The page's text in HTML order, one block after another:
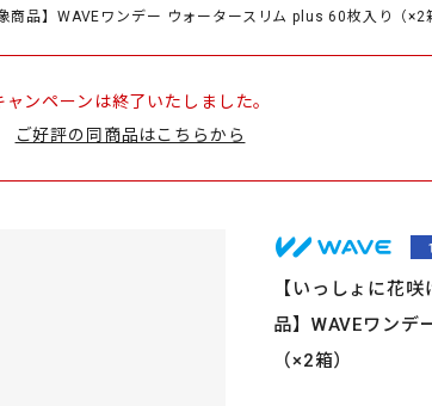
商品】WAVEワンデー ウォータースリム plus 60枚入り（×2
ャンペーンは終了いたしました。
ご好評の同商品はこちらから
【いっしょに花
品】WAVEワンデ
（×2箱）